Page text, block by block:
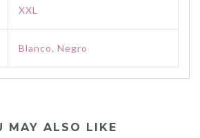
XXL
Blanco, Negro
MAY ALSO LIKE